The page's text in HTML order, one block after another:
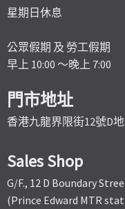
星期日休息
公眾假期 及 勞工假期
早上 10:00 ～晚上 7:00
門市地址
香港九龍界限街12號D
Sales Shop
G/F., 12 D Boundary
(Prince Edward MTR